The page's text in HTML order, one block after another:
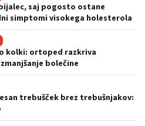
saj pogosto ostane
simptomi visokega holesterola
kolki: ortoped razkriva
bolečine
trebušček brez trebušnjakov: